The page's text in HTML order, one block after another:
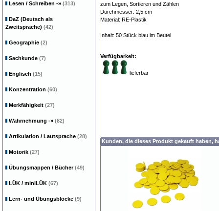
zum Legen, Sortieren und Zählen
Durchmesser: 2,5 cm
Material: RE-Plastik
Inhalt: 50 Stück blau im Beutel
Verfügbarkeit:
lieferbar
Kunden, die dieses Produkt gekauft haben,
Lesen / Schreiben -» (313)
DaZ (Deutsch als
Zweitsprache) (42)
Geographie (2)
Sachkunde (7)
Englisch (15)
Konzentration (60)
Merkfähigkeit (27)
Wahrnehmung -» (82)
Artikulation / Lautsprache (28)
Motorik (27)
Übungsmappen / Bücher(49)
LÜK / miniLÜK (67)
Lern- und Übungsblöcke (9)